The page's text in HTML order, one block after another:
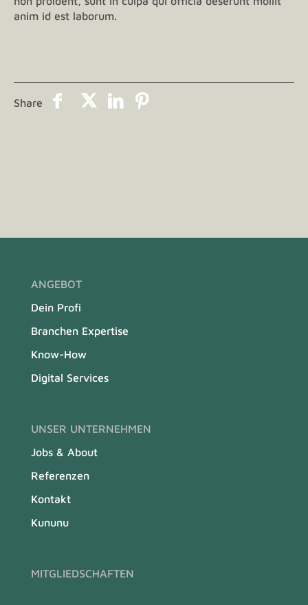
anim id est laborum.
Share
ANGEBOT
Dein Profi
Branchen Expertise
Know-How
Digital Services
UNSER UNTERNEHMEN
Jobs & About
Referenzen
Kontakt
Kununu
MITGLIEDSCHAFTEN